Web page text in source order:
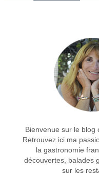
Bienvenue sur le blog
Retrouvez ici ma
la gastronomie
découvertes, balades
sur les